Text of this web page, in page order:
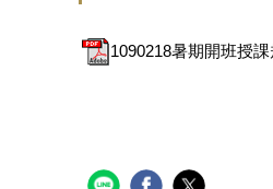
1090218暑期開班授